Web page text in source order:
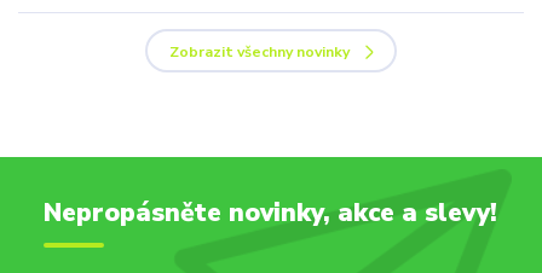
Zobrazit všechny novinky
Nepropásněte novinky, akce a slevy!